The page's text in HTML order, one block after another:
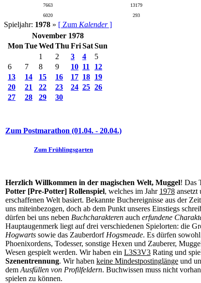
7663 13179
6020
293
Spieljahr: 1978 » [ Zum Kalender]
November 1978
Mon TueWed Thu FriSatSun
1
2 3 4
5
6
7 8 9 10 11
12
13
14 15 16 17 18 19
20
21 22 23 24 25 26
27
28 29 30
Zum Postmarathon (01.04. - 20.04.)
Zum Frühlingsgarten
Herzlich Willkommen in der magischen Welt, Muggel! Das
Potter [Pre-Potter] Rollenspiel, welches im Jahr 1978
erschaffenen Welt basiert. Bekannte Buchereignisse aus der
uns miteinbezogen, doch ab dem Punkt unseres Einstiegs
dürfen bei uns neben Buchcharakteren auch erfundene
Hauptaugenmerk liegt auf drei verschiedenen Spielorten: die
Hogwarts sowie das Zauberdorf Hogsmeade. Es dürfen
Phoenixordens, Todesser, sonstige Hexen und Zauberer,
Wesen gespielt werden. Wir haben ein L3S3V3 Rating und
Szenentrennung. Wir haben keine Mindestpostinglänge und
dem Ausfüllen von Profilfeldern. Buchwissen muss nicht
spielen zu können.